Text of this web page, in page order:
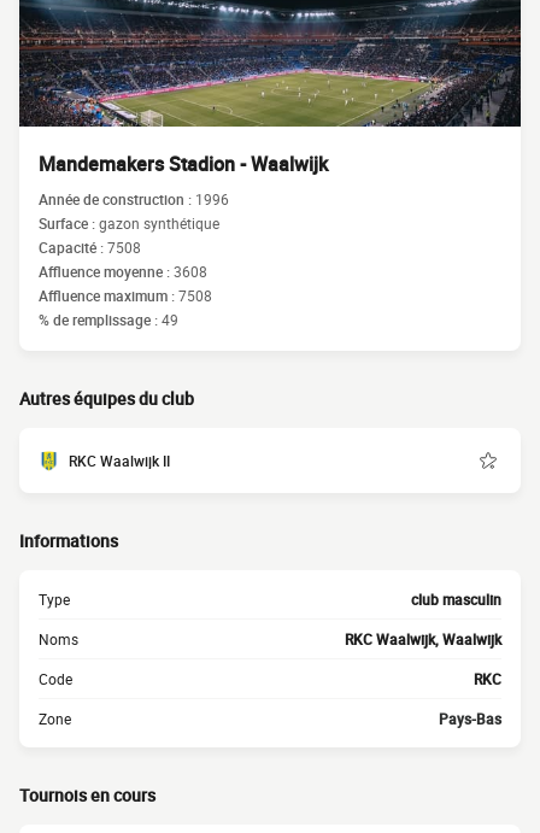
Mandemakers Stadion - Waalwijk
Année de construction : 1996
Surface :gazon synthétique
Capacité :7508
Affluence moyenne :3608
Affluence maximum :7508
% de remplissage :49
Autres équipes du club
RKC Waalwijk II
Informations
Type club masculin
Noms RKC Waalwijk, Waalwijk
Code RKC
Zone Pays-Bas
Tournois en cours